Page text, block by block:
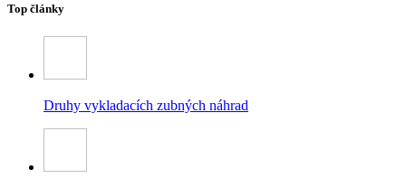
Top články
Druhy vykladacích zubných náhrad